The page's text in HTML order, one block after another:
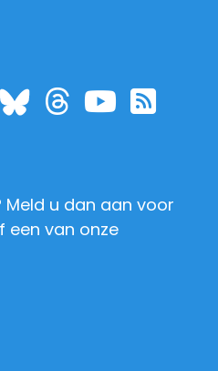
pagina van
de pagina
naar de
Ga naar de
Ga naar de
Ga naar
Ga
u dan aan voor
een van onze